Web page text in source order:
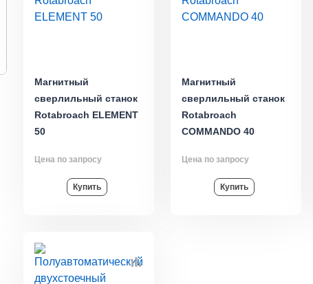
Магнитный
сверлильный станок
Rotabroach ELEMENT
50
Цена по запросу
Купить
Магнитный
сверлильный станок
Rotabroach
COMMANDO 40
Цена по запросу
Купить